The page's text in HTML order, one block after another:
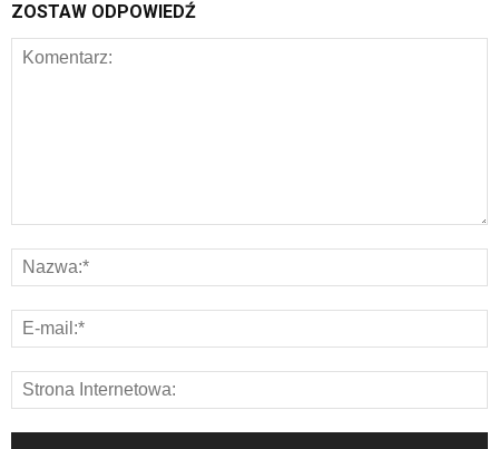
ZOSTAW ODPOWIEDŹ